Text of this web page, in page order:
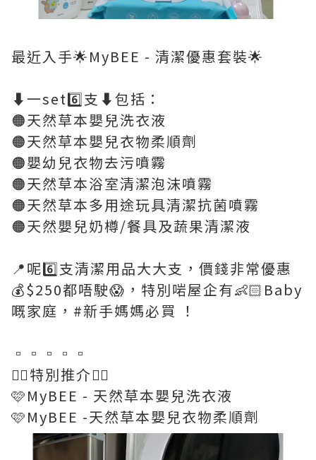
最近入手🌟MyBEE - 清潔優惠套裝🌟
⬇️一set6️⃣支⬇️包括：
🟠天然草本嬰兒洗衣液
🟠天然草本嬰兒衣物柔順劑
🟠嬰幼兒衣物去污噴霧
🟠天然草本浴室清潔泡沫噴霧
🟠天然草本多用途玩具清潔抗菌噴霧
🟠天然嬰兒奶樽/餐具及蔬果清潔液
📍呢6️⃣支清潔用品大大支，價錢非常優惠
💰$250都唔駛😱，特別啱屋企有👶🏻Baby
嘅家庭，#新手媽媽必買 ！
▫️▫️▫️▫️▫️
💁‍♀️特別推介💁‍♀️
🩷MyBEE - 天然草本嬰兒洗衣液
🩷MyBEE -天然草本嬰兒衣物柔順劑